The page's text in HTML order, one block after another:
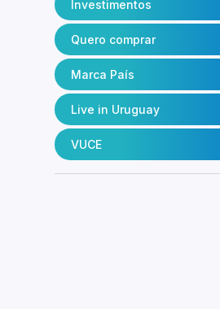
Investimentos
Quero comprar
Marca País
Live in Uruguay